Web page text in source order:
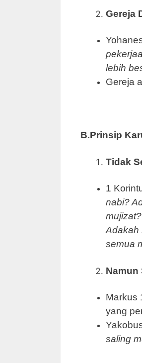
Gereja
lebih
Gereja
B.Prinsip
Tidak
1
nabi?
Adakah
semua
Namun
Markus
yang
saling